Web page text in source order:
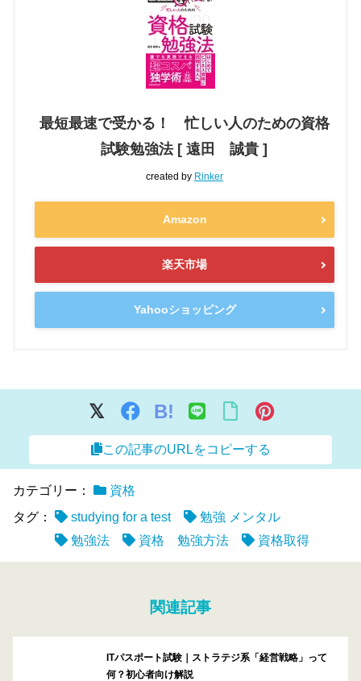
最短最速で受かる！ 忙しい人のための資格
試験勉強法 [ 遠田 誠貴 ]
created by Rinker
Amazon
楽天市場
Yahooショッピング
B!
この記事のURLをコピーする
カテゴリー：
資格
タグ：
studying for a test
勉強 メンタル
勉強法
資格 勉強方法 資格取得
関連記事
ITパスポート試験｜ストラテジ系「経営戦略」って
何？初心者向け解説